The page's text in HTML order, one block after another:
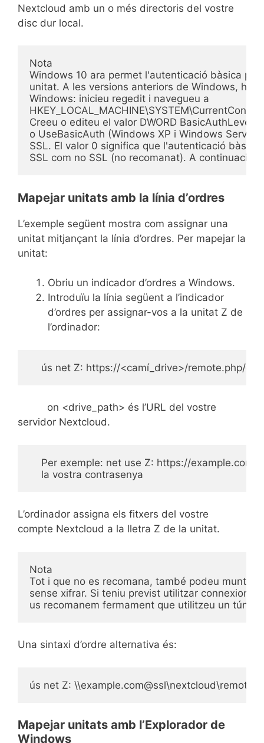
Nextcloud amb un o més directoris del vostre
disc dur local.
Nota
Windows 10 ara permet l'autenticació bàsica
unitat. A les versions anteriors de Windows,
Windows: inicieu regedit i navegueu a
Creeu o editeu el valor DWORD BasicAuthLevel
o UseBasicAuth (Windows XP i Windows
SSL. El valor 0 significa que l'autenticació
SSL com no SSL (no recomanat). A
Mapejar unitats amb la línia d’ordres
L’exemple següent mostra com assignar una
unitat mitjançant la línia d’ordres. Per mapejar la
unitat:
Obriu un indicador d’ordres a Windows.
Introduïu la línia següent a l’indicador
d’ordres per assignar-vos a la unitat Z de
l’ordinador:
ús net Z: https://<camí_drive>/remote.php/
on <drive_path> és l’URL del vostre
servidor Nextcloud.
    Per exemple: net use Z:
https://example.com/
L’ordinador assigna els fitxers del vostre
compte Nextcloud a la lletra Z de la unitat.
Nota
Tot i que no es recomana, també podeu muntar
sense xifrar. Si teniu previst utilitzar connexions
us recomanem fermament que utilitzeu un túnel
Una sintaxi d’ordre alternativa és:
ús net Z:
Mapejar unitats amb l’Explorador de
Windows